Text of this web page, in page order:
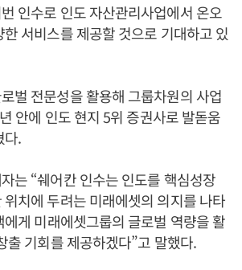
인수로 인도 자산관리사업에서 온오
서비스를 제공할 것으로 기대하고 있
벌 전문성을 활용해 그룹차원의 사업
안에 인도 현지 5위 증권사로 발돋움
다.
는 “쉐어칸 인수는 인도를 핵심성장
치에 두려는 미래에셋의 의지를 나타
에게 미래에셋그룹의 글로벌 역량을 활
출 기회를 제공하겠다”고 말했다.